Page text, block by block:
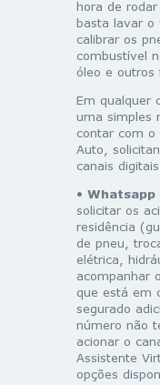
hora de
basta lavar o
calibrar os
combustível
óleo e outros
Em qualquer
uma simples
contar com o
Auto,
canais
• Whatsapp
solicitar os
residência
de pneu,
elétrica,
acompanhar
que está em
segurado
número não
acionar o
Assistente
opções